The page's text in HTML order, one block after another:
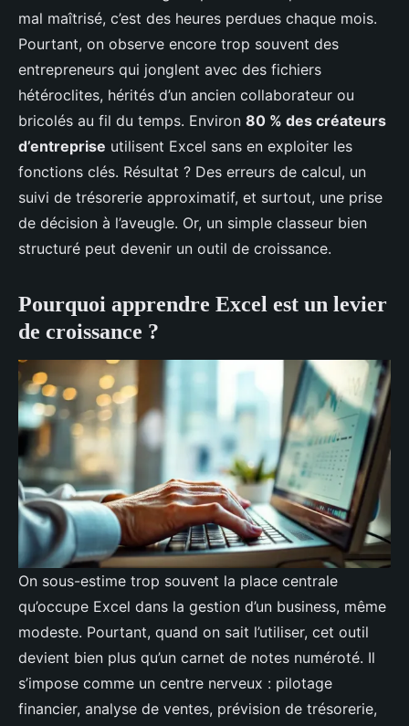
mal maîtrisé, c’est des heures perdues chaque mois.
Pourtant, on observe encore trop souvent des
entrepreneurs qui jonglent avec des fichiers
hétéroclites, hérités d’un ancien collaborateur ou
bricolés au fil du temps. Environ 80 % des créateurs
d’entreprise utilisent Excel sans en exploiter les
fonctions clés. Résultat ? Des erreurs de calcul, un
suivi de trésorerie approximatif, et surtout, une prise
de décision à l’aveugle. Or, un simple classeur bien
structuré peut devenir un outil de croissance.
Pourquoi apprendre Excel est un levier
de croissance ?
On sous-estime trop souvent la place centrale
qu’occupe Excel dans la gestion d’un business, même
modeste. Pourtant, quand on sait l’utiliser, cet outil
devient bien plus qu’un carnet de notes numéroté. Il
s’impose comme un centre nerveux : pilotage
financier, analyse de ventes, prévision de trésorerie,